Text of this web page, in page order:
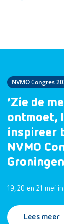
NVMO Congres
‘Zie de
ontmoet,
inspireer
NVMO
19, 20 en 21 mei
Lees meer